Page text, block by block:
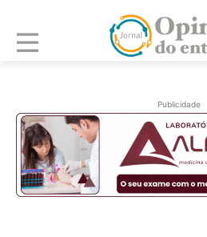
Publicidade